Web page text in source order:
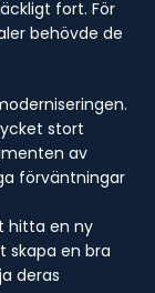
fort. För
behövde de
stort
av
förväntningar
hitta en ny
skapa en bra
deras